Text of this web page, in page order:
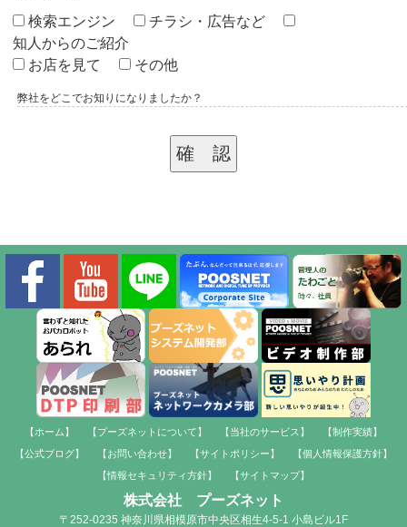
検索エンジン
チラシ・広告など
知人からのご紹介
お店を見て
その他
弊社をどこでお知りになりましたか？
【ホーム】 【プーズネットについて】 【当社のサービス】
【制作実績】
【公式ブログ】
【お問い合わせ】 【サイトポリシー】
【個人情報保護方針】
【情報セキュリティ方針】
【サイトマップ】
株式会社 プーズネット
〒252-0235 神奈川県相模原市中央区相生4-5-1 小島ビル1F